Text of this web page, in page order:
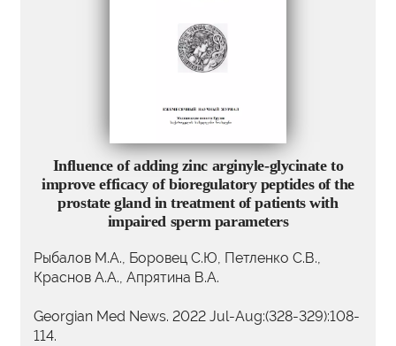
Influence of adding zinc arginyle-glycinate to
improve efficacy of bioregulatory peptides of the
prostate gland in treatment of patients with
impaired sperm parameters
Рыбалов М.А., Боровец С.Ю, Петленко С.В.,
Краснов А.А., Апрятина В.А.
Georgian Med News. 2022 Jul-Aug:(328-329):108-
114.